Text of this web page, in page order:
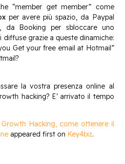
“member get member” come
per avere più spazio, da Paypal
da Booking per sbloccare uno
grazie a queste dinamiche:
Get your free email at Hotmail”
la vostra presenza online al
hacking? E’ arrivato il tempo
Hacking, come ottenere il
appeared first on Key4biz.